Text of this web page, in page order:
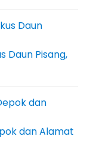
Daun Pisang,
dan Alamat